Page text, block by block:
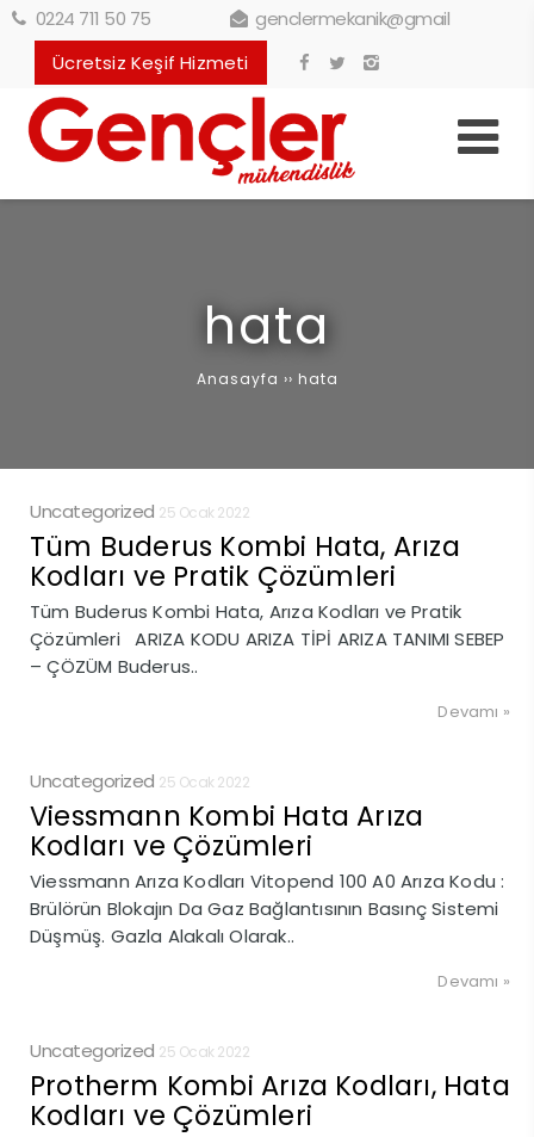
0224 711 50 75
genclermekanik@gmail
Ücretsiz Keşif Hizmeti
hata
Anasayfa ›› hata
Uncategorized 25 Ocak 2022
Tüm Buderus Kombi Hata, Arıza
Kodları ve Pratik Çözümleri
Tüm Buderus Kombi Hata, Arıza Kodları ve Pratik
Çözümleri ARIZA KODU ARIZA TİPİ ARIZA TANIMI SEBEP
– ÇÖZÜM Buderus..
Devamı »
Uncategorized 25 Ocak 2022
Viessmann Kombi Hata Arıza
Kodları ve Çözümleri
Viessmann Arıza Kodları Vitopend 100 A0 Arıza Kodu :
Brülörün Blokajın Da Gaz Bağlantısının Basınç Sistemi
Düşmüş. Gazla Alakalı Olarak..
Devamı »
Uncategorized 25 Ocak 2022
Protherm Kombi Arıza Kodları, Hata
Kodları ve Çözümleri